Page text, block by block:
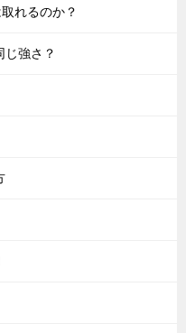
れるのか？
じ強さ？